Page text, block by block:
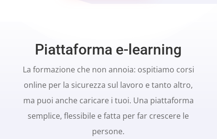
Piattaforma e-learning
La formazione che non annoia: ospitiamo corsi
online per la sicurezza sul lavoro e tanto altro,
ma puoi anche caricare i tuoi. Una piattaforma
semplice, flessibile e fatta per far crescere le
persone.